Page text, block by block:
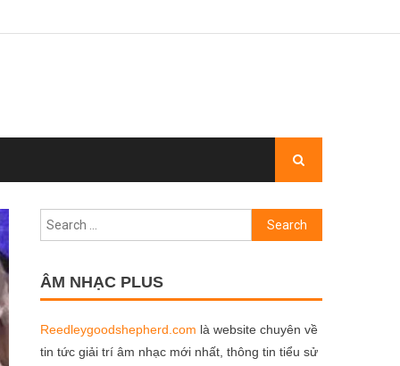
Search
for:
ÂM NHẠC PLUS
Reedleygoodshepherd.com là website chuyên về
tin tức giải trí âm nhạc mới nhất, thông tin tiểu sử